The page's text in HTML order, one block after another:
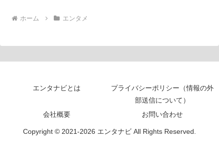
ホーム エンタメ
エンタナビとは
プライバシーポリシー（情報の外
部送信について）
会社概要
お問い合わせ
Copyright © 2021-2026 エンタナビ All Rights Reserved.